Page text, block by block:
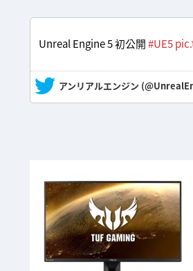
Unreal Engine 5 初公開#UE5
— アンリアルエンジン